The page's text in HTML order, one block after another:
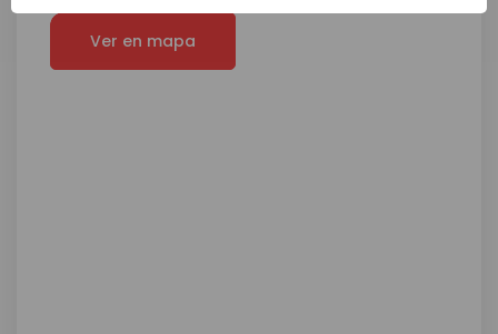
Ver en mapa